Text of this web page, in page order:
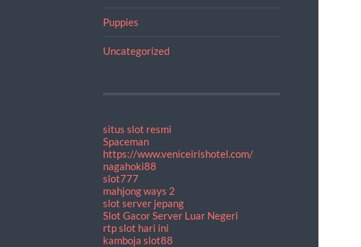
Puppies
Uncategorized
situs slot resmi
Spaceman
https://www.veniceirishotel.com/
nagahoki88
slot777
mahjong ways 2
slot server jepang
Slot Gacor Server Luar Negeri
rtp slot hari ini
kamboja slot88